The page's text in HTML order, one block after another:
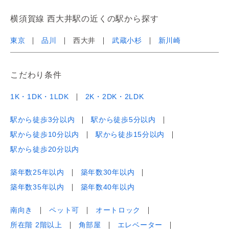
横須賀線 西大井駅の近くの駅から探す
東京 品川 西大井 武蔵小杉 新川崎
こだわり条件
1K・1DK・1LDK 2K・2DK・2LDK
駅から徒歩3分以内
駅から徒歩5分以内
駅から徒歩10分以内
駅から徒歩15分以内
駅から徒歩20分以内
築年数25年以内
築年数30年以内
築年数35年以内
築年数40年以内
南向き ペット可
オートロック
所在階 2階以上
角部屋
エレベーター